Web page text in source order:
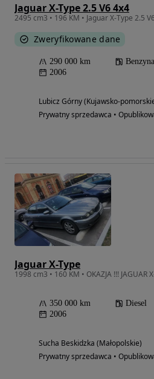
Jaguar X-Type 2.5 V6 4x4
2495 cm3 • 196 KM • Jaguar X-Type 2.5
Zweryfikowane dane
290 000 km Benzyna
2006
Lubicz Górny (Kujawsko-
Prywatny sprzedawca •
Jaguar X-Type
350 000 km Diesel
2006
Sucha Beskidzka (Małopolskie)
Prywatny sprzedawca •